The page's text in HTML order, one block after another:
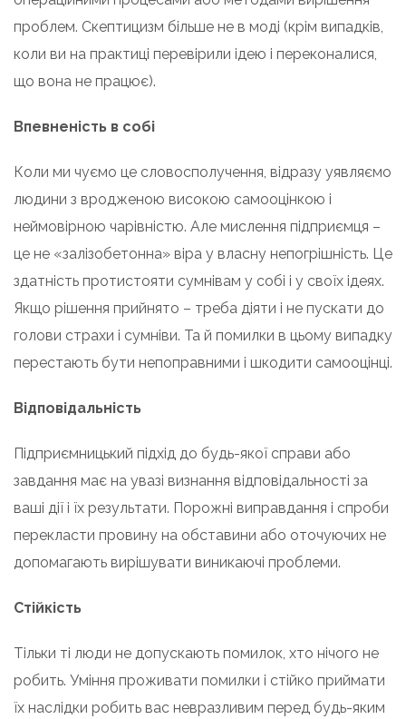
проблем. Скептицизм більше не в моді (крім випадків,
коли ви на практиці перевірили ідею і переконалися,
що вона не працює).
Впевненість в собі
Коли ми чуємо це словосполучення, відразу уявляємо
людини з вродженою високою самооцінкою і
неймовірною чарівністю. Але мислення підприємця –
це не «залізобетонна» віра у власну непогрішність. Це
здатність протистояти сумнівам у собі і у своїх ідеях.
Якщо рішення прийнято – треба діяти і не пускати до
голови страхи і сумніви. Та й помилки в цьому випадку
перестають бути непоправними і шкодити самооцінці.
Відповідальність
Підприємницький підхід до будь-якої справи або
завдання має на увазі визнання відповідальності за
ваші дії і їх результати. Порожні виправдання і спроби
перекласти провину на обставини або оточуючих не
допомагають вирішувати виникаючі проблеми.
Стійкість
Тільки ті люди не допускають помилок, хто нічого не
робить. Уміння проживати помилки і стійко приймати
їх наслідки робить вас невразливим перед будь-яким